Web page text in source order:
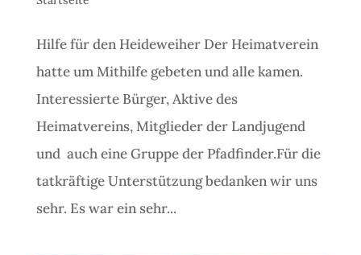
Hilfe für den Heideweiher Der Heimatverein
hatte um Mithilfe gebeten und alle kamen.
Interessierte Bürger, Aktive des
Heimatvereins, Mitglieder der Landjugend
und auch eine Gruppe der Pfadfinder.Für die
tatkräftige Unterstützung bedanken wir uns
sehr. Es war ein sehr...